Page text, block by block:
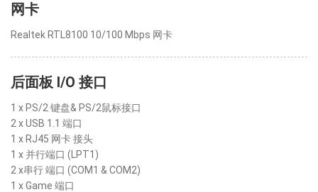
网卡
Realtek RTL8100 10/100 Mbps 网卡
后面板 I/O 接口
1 x PS/2 键盘& PS/2鼠标接口
2 x USB 1.1 端口
1 x RJ45 网卡 接头
1 x 并行端口 (LPT1)
2 x串行 端口 (COM1 & COM2)
1 x Game 端口